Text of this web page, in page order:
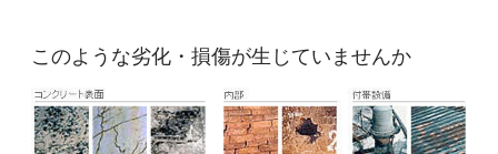
このような劣化・損傷が生じていませんか